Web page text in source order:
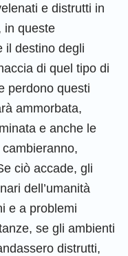
e distrutti in
in queste
il destino degli
di quel tipo di
perdono questi
ammorbata,
e anche le
ciò accade, gli
dell’umanità
e a problemi
se gli ambienti
distrutti,